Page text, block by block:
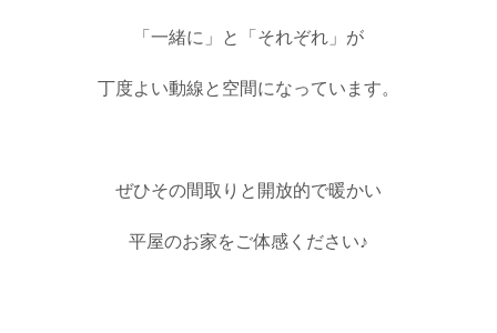
「一緒に」と「それぞれ」が
丁度よい動線と空間になっています。
ぜひその間取りと開放的で暖かい
平屋のお家をご体感ください♪